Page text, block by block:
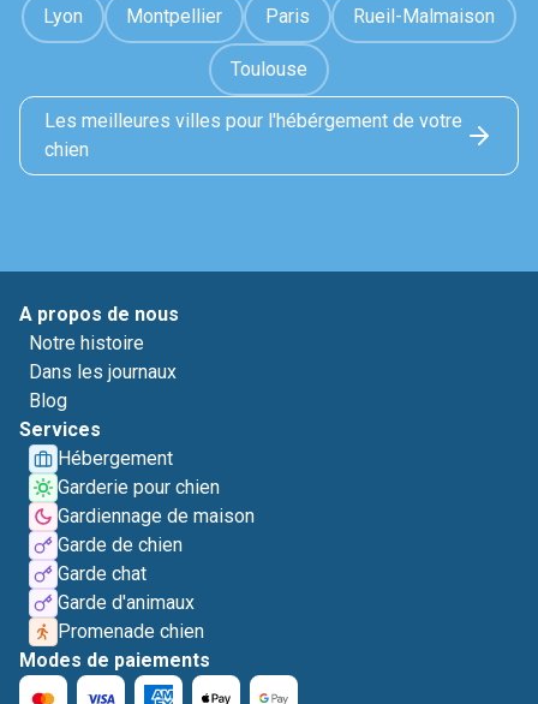
Lyon Montpellier Paris Rueil-Malmaison
Toulouse
Les meilleures villes pour l'hébérgement de votre
chien
A propos de nous
Notre histoire
Dans les journaux
Blog
Services
Hébergement
Garderie pour chien
Gardiennage de maison
Garde de chien
Garde chat
Garde d'animaux
Promenade chien
Modes de paiements